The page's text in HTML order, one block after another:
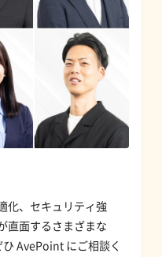
化、セキュリティ強
直面するさまざまな
AvePoint にご相談く